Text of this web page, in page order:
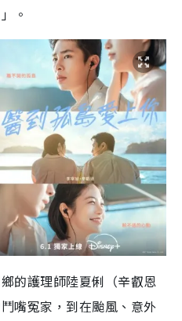
。
的護理師陸夏俐（辛叡恩
嘴冤家，到在颱風、意外